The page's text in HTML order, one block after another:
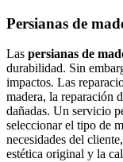
Persianas de
Las persianas de
durabilidad. Sin
impactos. Las
madera, la reparación
dañadas. Un servicio
seleccionar el tipo de
necesidades del
estética original y la